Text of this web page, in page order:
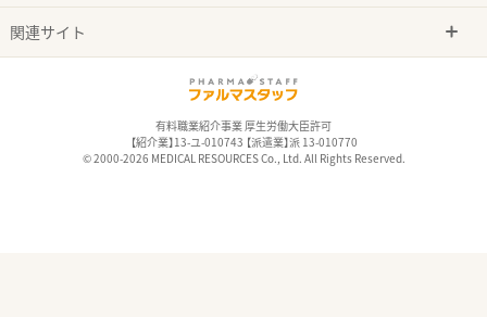
関連サイト
有料職業紹介事業 厚生労働大臣許可
【紹介業】13-ユ-010743 【派遣業】派 13-010770
© 2000-2026 MEDICAL RESOURCES Co., Ltd. All Rights Reserved.